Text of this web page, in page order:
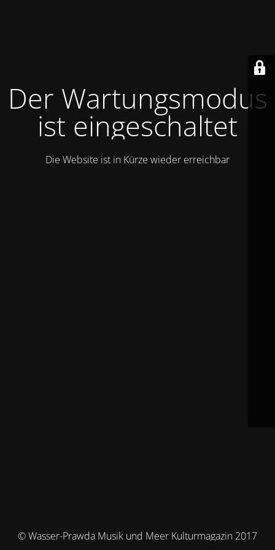
Der Wartungsmodus
ist eingeschaltet
Die Website ist in Kürze wieder erreichbar
© Wasser-Prawda Musik und Meer Kulturmagazin 2017